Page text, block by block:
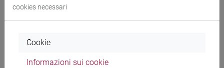
A.3 Proprietà degli stimatori OLS (in campioni finiti)
regressione
A.6 Teoria asintotica
cookies necessari
Cookie
Informazioni sui cookie